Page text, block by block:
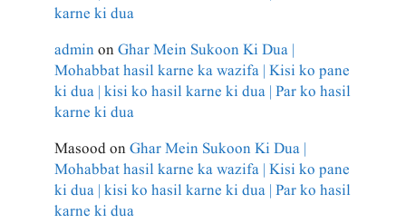
karne ki dua
adminonGhar Mein Sukoon Ki Dua |
Mohabbat hasil karne ka wazifa | Kisi ko pane
ki dua | kisi ko hasil karne ki dua | Par ko hasil
karne ki dua
MasoodonGhar Mein Sukoon Ki Dua |
Mohabbat hasil karne ka wazifa | Kisi ko pane
ki dua | kisi ko hasil karne ki dua | Par ko hasil
karne ki dua